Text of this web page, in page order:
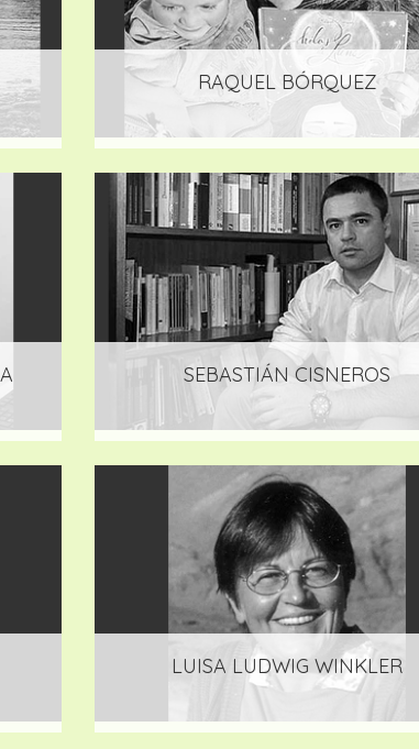
RAQUEL BÓRQUEZ
SEBASTIÁN CISNEROS
LUISA LUDWIG WINKLER